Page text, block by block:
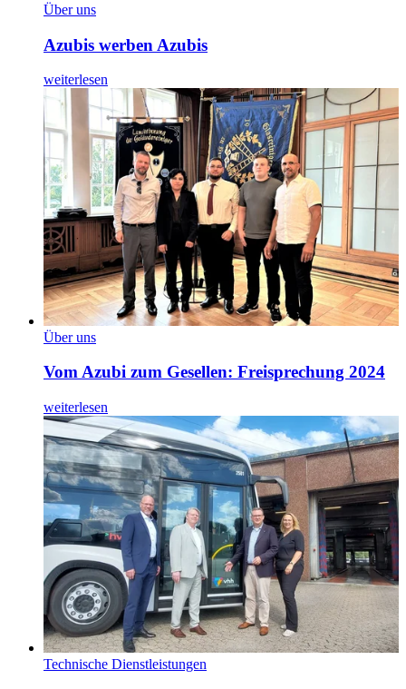
Über uns
Azubis werben Azubis
weiterlesen
Über uns
Vom Azubi zum Gesellen: Freisprechung 2024
weiterlesen
Technische Dienstleistungen